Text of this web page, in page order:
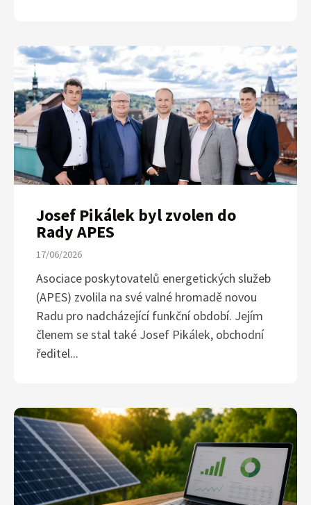
Josef Pikálek byl zvolen do
Rady APES
17/06/2026
Asociace poskytovatelů energetických služeb
(APES) zvolila na své valné hromadě novou
Radu pro nadcházející funkční období. Jejím
členem se stal také Josef Pikálek, obchodní
ředitel...